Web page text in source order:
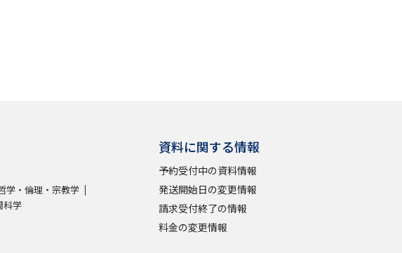
べる
ュールを立てよう
先輩が入学を決めた理由
調査
学・倫理・宗教学
科学
資料に関する情報
予約受付中の資料情報
発送開始日の変更情報
請求受付終了の情報
料金の変更情報